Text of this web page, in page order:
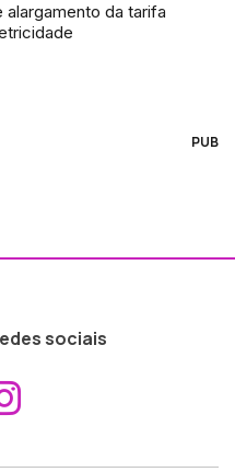
alargamento da tarifa
PUB
sociais
ao